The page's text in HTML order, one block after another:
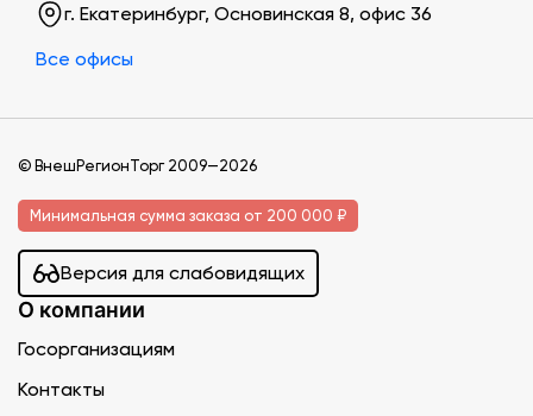
г. Екатеринбург, Основинская 8, офис 36
Все офисы
© ВнешРегионТорг 2009—2026
Минимальная сумма заказа от 200 000 ₽
Версия для слабовидящих
О компании
Госорганизациям
Контакты